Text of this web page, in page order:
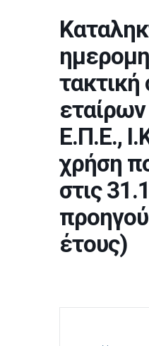
Ε.Π.Ε.,
χρήση
στις
έτους)